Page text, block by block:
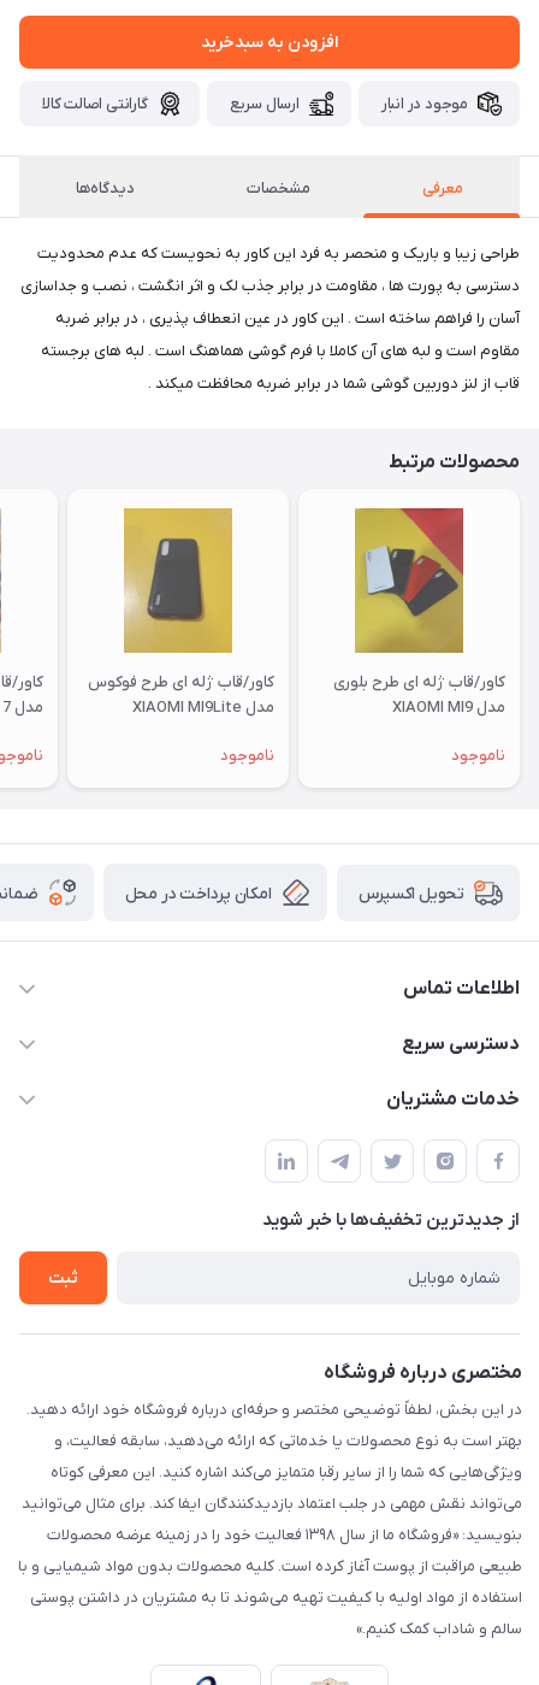
افزودن به سبدخرید
موجود در انبار ارسال سریع گارانتی اصالت کالا
معرفی مشخصات دیدگاه‌ها
طراحی زیبا و باریک و منحصر به فرد این کاور به نحویست که عدم محدودیت
دسترسی به پورت ها ، مقاومت در برابر جذب لک و اثر انگشت ، نصب و جداسازی
آسان را فراهم ساخته است . این کاور در عین انعطاف پذیری ، در برابر ضربه
مقاوم است و لبه های آن کاملا با فرم گوشی هماهنگ است . لبه های برجسته
قاب از لنز دوربین گوشی شما در برابر ضربه محافظت میکند .
محصولات مرتبط
کاور/قاب ژله ای طرح بلوری
مدل XIAOMI MI9
ناموجود
کاور/قاب ژله ای طرح فوکوس
مدل XIAOMI MI9Lite
ناموجود
کاور/
مدل XIAOMI RM 7
تحویل اکسپرس امکان پرداخت در محل
اطلاعات تماس
09332394024-09120346631
دسترسی سریع
حساب کاربری
لیست محصولات
درباره ما
خدمات مشتریان
قوانین و مقررات
حریم خصوصی
راهنما
از جدید‌ترین تخفیف‌ها با‌ خبر شوید
ثبت
مختصری درباره فروشگاه
در این بخش، لطفاً توضیحی مختصر و حرفه‌ای درباره فروشگاه خود ارائه دهید.
بهتر است به نوع محصولات یا خدماتی که ارائه می‌دهید، سابقه فعالیت، و
ویژگی‌هایی که شما را از سایر رقبا متمایز می‌کند اشاره کنید. این معرفی کوتاه
می‌تواند نقش مهمی در جلب اعتماد بازدیدکنندگان ایفا کند. برای مثال می‌توانید
بنویسید: «فروشگاه ما از سال ۱۳۹۸ فعالیت خود را در زمینه عرضه محصولات
طبیعی مراقبت از پوست آغاز کرده است. کلیه محصولات بدون مواد شیمیایی و با
استفاده از مواد اولیه با کیفیت تهیه می‌شوند تا به مشتریان در داشتن پوستی
سالم و شاداب کمک کنیم.»